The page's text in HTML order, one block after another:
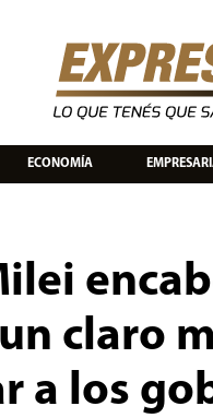
ECONOMÍA
claro
a los